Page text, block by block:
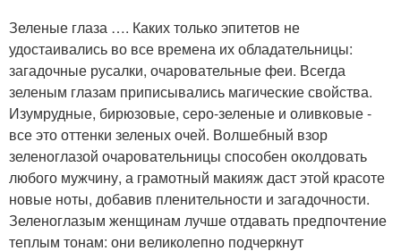
Зеленые глаза …. Каких только эпитетов не
удостаивались во все времена их обладательницы:
загадочные русалки, очаровательные феи. Всегда
зеленым глазам приписывались магические свойства.
Изумрудные, бирюзовые, серо-зеленые и оливковые -
все это оттенки зеленых очей. Волшебный взор
зеленоглазой очаровательницы способен околдовать
любого мужчину, а грамотный макияж даст этой красоте
новые ноты, добавив пленительности и загадочности.
Зеленоглазым женщинам лучше отдавать предпочтение
теплым тонам: они великолепно подчеркнут